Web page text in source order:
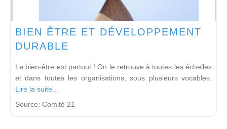
BIEN ÊTRE ET DÉVELOPPEMENT
DURABLE
Le bien-être est partout ! On le retrouve à toutes les échelles
et dans toutes les organisations, sous plusieurs vocables.
Lire la suite...
Source: Comité 21